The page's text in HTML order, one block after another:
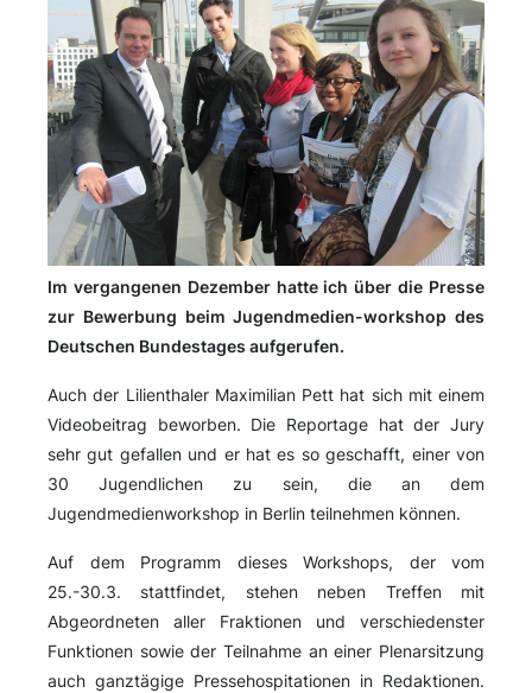
Im vergangenen Dezember hatte ich über die Presse
zur Bewerbung beim Jugendmedien-workshop des
Deutschen Bundestages aufgerufen.
Auch der Lilienthaler Maximilian Pett hat sich mit einem
Videobeitrag beworben. Die Reportage hat der Jury
sehr gut gefallen und er hat es so geschafft, einer von
30 Jugendlichen zu sein, die an dem
Jugendmedienworkshop in Berlin teilnehmen können.
Auf dem Programm dieses Workshops, der vom
25.-30.3. stattfindet, stehen neben Treffen mit
Abgeordneten aller Fraktionen und verschiedenster
Funktionen sowie der Teilnahme an einer Plenarsitzung
auch ganztägige Pressehospitationen in Redaktionen.